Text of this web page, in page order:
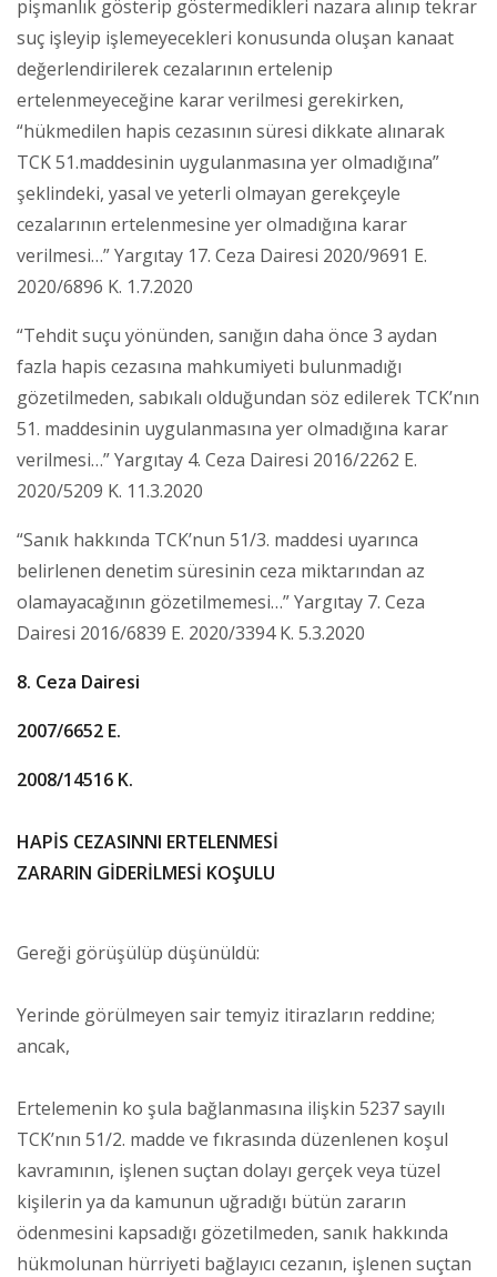
pişmanlık gösterip göstermedikleri nazara alınıp tekrar
suç işleyip işlemeyecekleri konusunda oluşan kanaat
değerlendirilerek cezalarının ertelenip
ertelenmeyeceğine karar verilmesi gerekirken,
“hükmedilen hapis cezasının süresi dikkate alınarak
TCK 51.maddesinin uygulanmasına yer olmadığına”
şeklindeki, yasal ve yeterli olmayan gerekçeyle
cezalarının ertelenmesine yer olmadığına karar
verilmesi…” Yargıtay 17. Ceza Dairesi 2020/9691 E.
2020/6896 K. 1.7.2020
“Tehdit suçu yönünden, sanığın daha önce 3 aydan
fazla hapis cezasına mahkumiyeti bulunmadığı
gözetilmeden, sabıkalı olduğundan söz edilerek TCK’nın
51. maddesinin uygulanmasına yer olmadığına karar
verilmesi…” Yargıtay 4. Ceza Dairesi 2016/2262 E.
2020/5209 K. 11.3.2020
“Sanık hakkında TCK’nun 51/3. maddesi uyarınca
belirlenen denetim süresinin ceza miktarından az
olamayacağının gözetilmemesi…” Yargıtay 7. Ceza
Dairesi 2016/6839 E. 2020/3394 K. 5.3.2020
8. Ceza Dairesi
2007/6652 E.
2008/14516 K.
HAPİS CEZASINNI ERTELENMESİ
ZARARIN GİDERİLMESİ KOŞULU
Gereği görüşülüp düşünüldü:
Yerinde görülmeyen sair temyiz itirazların reddine;
ancak,
Ertelemenin ko şula bağlanmasına ilişkin 5237 sayılı
TCK’nın 51/2. madde ve fıkrasında düzenlenen koşul
kavramının, işlenen suçtan dolayı gerçek veya tüzel
kişilerin ya da kamunun uğradığı bütün zararın
ödenmesini kapsadığı gözetilmeden, sanık hakkında
hükmolunan hürriyeti bağlayıcı cezanın, işlenen suçtan